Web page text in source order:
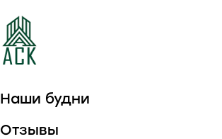
Наши будни
Отзывы